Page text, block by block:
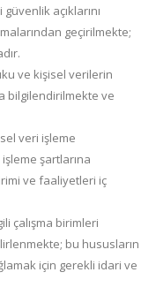
açıklarını
geçirilmekte;
ve kişisel verilerin
bilgilendirilmekte ve
veri işleme
şartlarına
ve faaliyetleri iç
çalışma birimleri
bu hususların
için gerekli idari ve